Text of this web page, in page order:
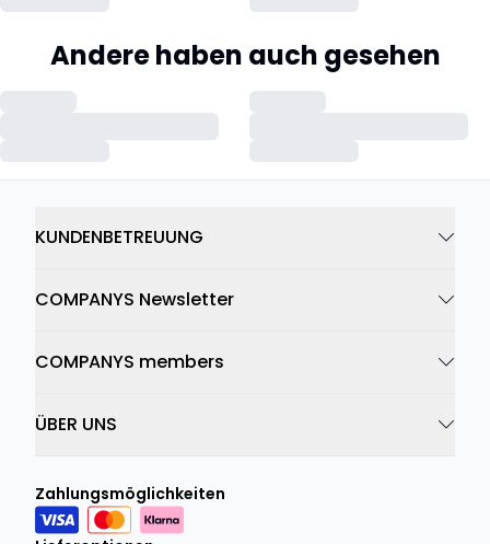
Andere haben auch gesehen
KUNDENBETREUUNG
COMPANYS Newsletter
COMPANYS members
ÜBER UNS
Zahlungsmöglichkeiten